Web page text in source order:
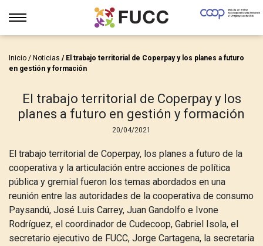
Inicio / Noticias / El trabajo territorial de Coperpay y los planes a futuro
en gestión y formación
El trabajo territorial de Coperpay y los
planes a futuro en gestión y formación
20/04/2021
El trabajo territorial de Coperpay, los planes a futuro de la
cooperativa y la articulación entre acciones de política
pública y gremial fueron los temas abordados en una
reunión entre las autoridades de la cooperativa de consumo
Paysandú, José Luis Carrey, Juan Gandolfo e Ivone
Rodríguez, el coordinador de Cudecoop, Gabriel Isola, el
secretario ejecutivo de FUCC, Jorge Cartagena, la secretaria